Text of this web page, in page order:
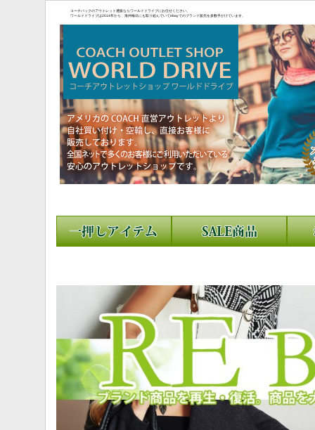
コーチバックのアウトレット通販ならワールドドライブにお任せください。
ワールドドライブは2014年から、海外輸出にも取り組んでいてebayでのブランド販売を多数手がけています。
こちらがebayの
トです。
https://